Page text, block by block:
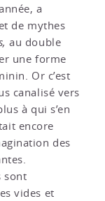
a
de mythes
au double
une forme
Or c’est
canalisé vers
à qui s’en
encore
des
sont
vides et